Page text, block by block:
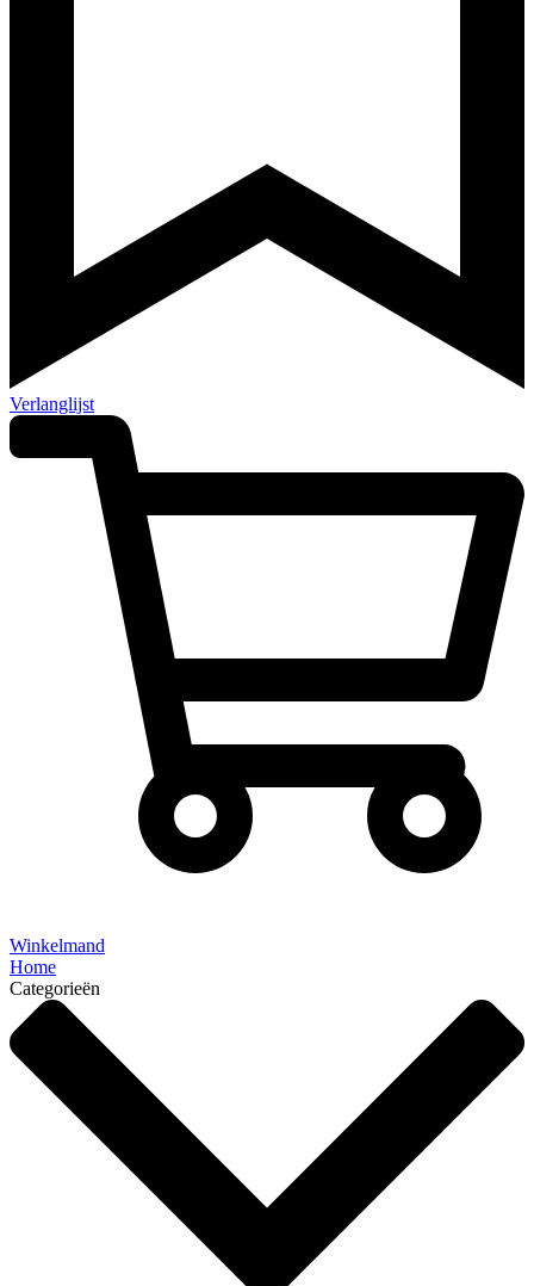
Verlanglijst
Winkelmand
Home
Categorieën